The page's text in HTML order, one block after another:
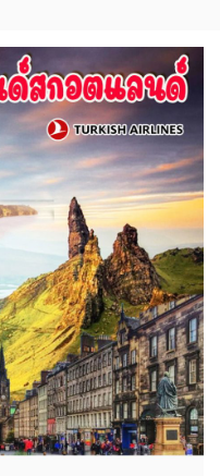
MYS มาเลเซีย
MNG มองโกเลีย 2
NPL เนปาล 0
PAK ปากีสถาน 8
SAU ซาอุดิอาระเบีย 1
SGP สิงคโปร์ 4
TWN ไต้หวัน 9
TKM เติร์กเมนิสถาน 1
UZB อุซเบกิสถาน 4
YEM เยเมน 0
VNM เวียดนาม 31
FRA ฝรั่งเศส 1
GEO จอร์เจีย 10
GRL กรีนแลนด์ 3
ISL ไอซ์แลนด์ 4
MDA มอลโดวา 0
MLT มอลต้า 1
NOR นอร์เวย์ 3
PRT โปรตุเกส 3
สแกนดิเนเวีย 7
ESP สเปน 4
CHE สวิตเซอร์แลนด์ 8
UKR ยูเครน 0
UK อังกฤษ+สหราชอาณาจักร